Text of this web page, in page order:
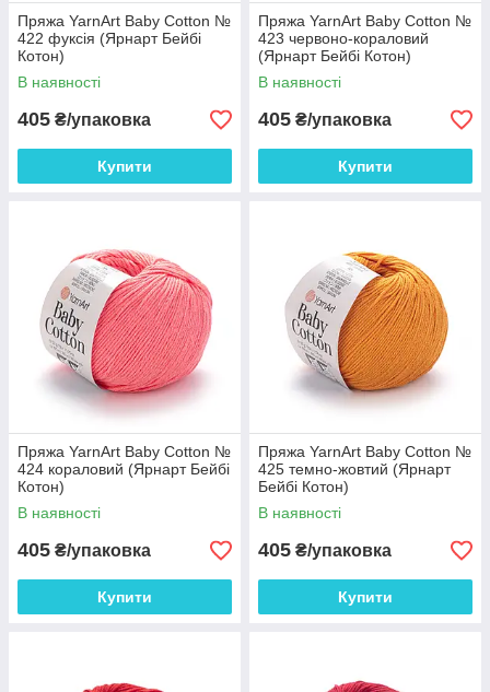
Пряжа YarnArt Baby Cotton №
422 фуксія (Ярнарт Бейбі
Котон)
В наявності
405 ₴/упаковка
Купити
Пряжа YarnArt Baby Cotton №
423 червоно-кораловий
(Ярнарт Бейбі Котон)
В наявності
405 ₴/упаковка
Купити
Пряжа YarnArt Baby Cotton №
424 кораловий (Ярнарт Бейбі
Котон)
В наявності
405 ₴/упаковка
Купити
Пряжа YarnArt Baby Cotton №
425 темно-жовтий (Ярнарт
Бейбі Котон)
В наявності
405 ₴/упаковка
Купити